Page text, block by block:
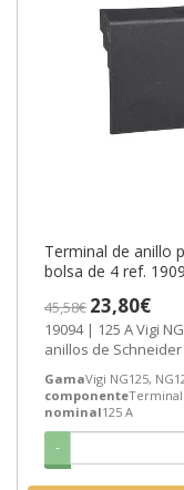
Terminal de anillo
bolsa de 4 ref.
45,58€ 23,80€
19094 | 125 A Vigi
anillos de Schneider
GamaVigi NG125,
componente
nominal125 A
-